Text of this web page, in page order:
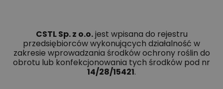
CSTL Sp. z o.o.jest wpisana do rejestru
przedsiębiorców wykonujących działalność w
zakresie wprowadzania środków ochrony roślin do
obrotu lub konfekcjonowania tych środków pod nr
14/28/15421.